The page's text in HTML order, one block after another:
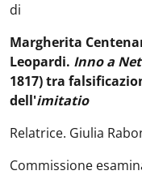
di
Margherita
Leopardi. Inno a
1817) tra
dell'imitatio
Relatrice. Giulia
Commissione